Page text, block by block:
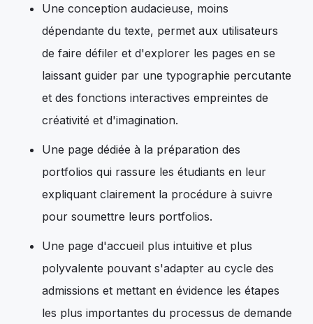
Une conception audacieuse, moins
dépendante du texte, permet aux utilisateurs
de faire défiler et d'explorer les pages en se
laissant guider par une typographie percutante
et des fonctions interactives empreintes de
créativité et d'imagination.
Une page dédiée à la préparation des
portfolios qui rassure les étudiants en leur
expliquant clairement la procédure à suivre
pour soumettre leurs portfolios.
Une page d'accueil plus intuitive et plus
polyvalente pouvant s'adapter au cycle des
admissions et mettant en évidence les étapes
les plus importantes du processus de demande